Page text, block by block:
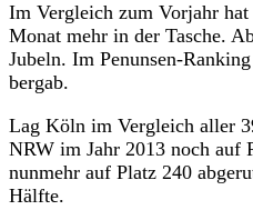
Im Vergleich zum Vorjahr
Monat mehr in der Tasche.
Jubeln. Im Penunsen-
bergab.
Lag Köln im Vergleich aller
NRW im Jahr 2013 noch auf
nunmehr auf Platz 240
Hälfte.